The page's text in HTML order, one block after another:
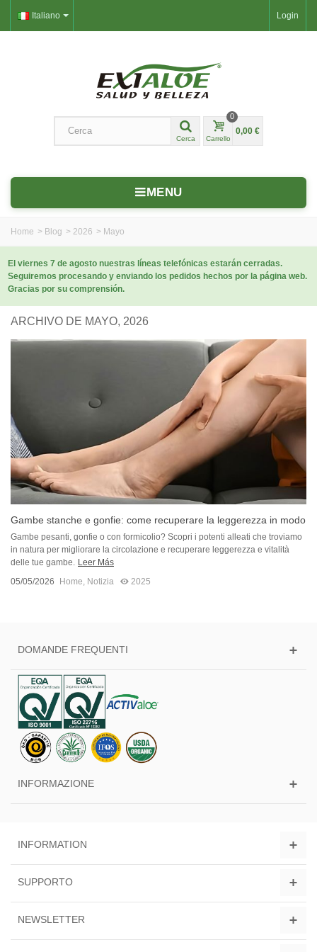
Login
Italiano
Cerca Carrello
0
0,00 €
MENU
Home > Blog > 2026 > Mayo
El viernes 7 de agosto nuestras líneas telefónicas estarán cerradas.
Seguiremos procesando y enviando los pedidos hechos por la página web.
Gracias por su comprensión.
ARCHIVO DE MAYO, 2026
Gambe stanche e gonfie: come recuperare la leggerezza in modo
naturale
Gambe pesanti, gonfie o con formicolio? Scopri i potenti alleati che troviamo
in natura per migliorare la circolazione e recuperare leggerezza e vitalità
delle tue gambe. Leer Más
05/05/2026
Home, Notizia 2025
DOMANDE FREQUENTI
INFORMAZIONE
INFORMATION
SUPPORTO
NEWSLETTER